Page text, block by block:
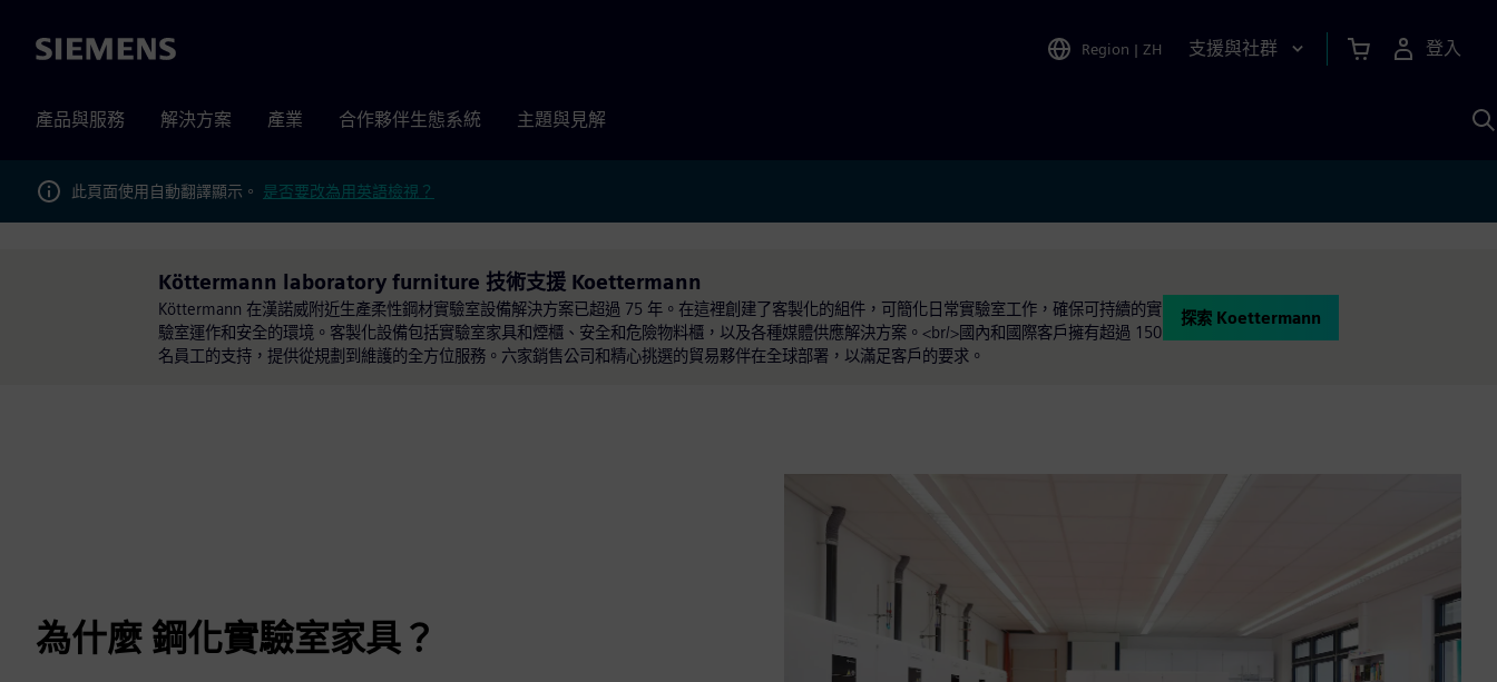
Siemens Region | ZH 支援與社群 登入
產品與服務 解決方案 產業 合作夥伴生態系統 主題與見解
此頁面使用自動翻譯顯示。 是否要改為用英語檢視？
Köttermann laboratory furniture 技術支援 Koettermann
Köttermann 在漢諾威附近生產柔性鋼材實驗室設備解決方案已超過 75 年。在這裡創建了客製化的組件，可簡化日常實驗室工作，確保可持續的實
驗室運作和安全的環境。客製化設備包括實驗室家具和煙櫃、安全和危險物料櫃，以及各種媒體供應解決方案。<br/>國內和國際客戶擁有超過 150
名員工的支持，提供從規劃到維護的全方位服務。六家銷售公司和精心挑選的貿易夥伴在全球部署，以滿足客戶的要求。
探索 Koettermann
為什麼 鋼化實驗室家具？